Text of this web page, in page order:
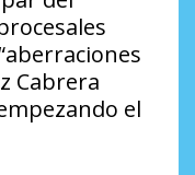
Cabrera
el